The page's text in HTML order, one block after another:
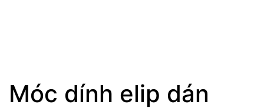
Móc dính elip dán